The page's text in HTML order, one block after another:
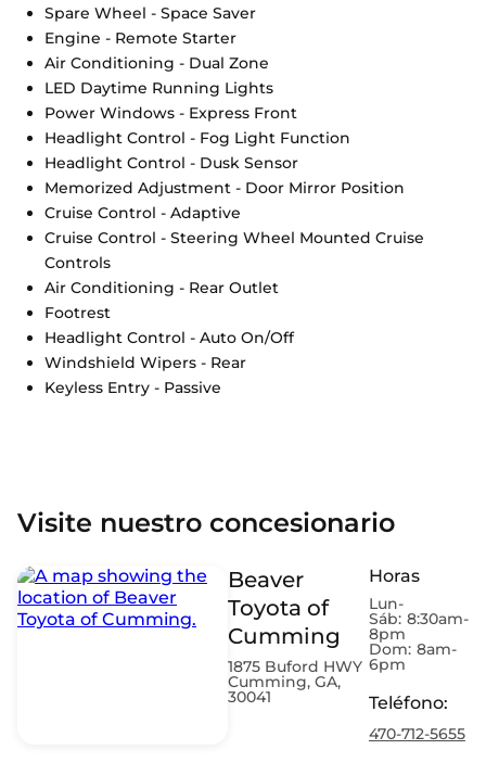
Spare Wheel - Space Saver
Engine - Remote Starter
Air Conditioning - Dual Zone
LED Daytime Running Lights
Power Windows - Express Front
Headlight Control - Fog Light Function
Headlight Control - Dusk Sensor
Memorized Adjustment - Door Mirror Position
Cruise Control - Adaptive
Cruise Control - Steering Wheel Mounted Cruise
Controls
Air Conditioning - Rear Outlet
Footrest
Headlight Control - Auto On/Off
Windshield Wipers - Rear
Keyless Entry - Passive
Visite nuestro concesionario
Beaver
Toyota of
Cumming
1875 Buford HWY
Cumming, GA,
30041
Horas
Lun-
Sáb: 8:30am-
8pm
Dom: 8am-
6pm
Teléfono:
470-712-5655